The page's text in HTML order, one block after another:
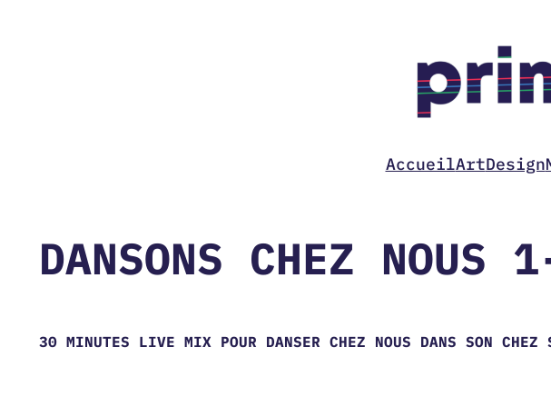
AccueilArtDesign
DANSONS CHEZ NOUS
30 MINUTES LIVE MIX POUR DANSER CHEZ NOUS DANS SON CHEZ